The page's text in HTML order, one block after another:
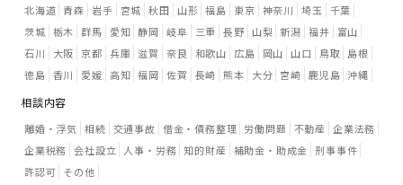
北海道 青森 岩手 宮城 秋田 山形 福島 東京 神奈川 埼玉
千葉
茨城 栃木 群馬 愛知 静岡 岐阜 三重 長野 山梨 新潟 福井
富山
石川
大阪 京都 兵庫 滋賀 奈良 和歌山 広島 岡山 山口 鳥取
島根
徳島 香川 愛媛 高知 福岡 佐賀 長崎 熊本 大分 宮崎 鹿児島 沖縄
相談内容
離婚・浮気 相続 交通事故 借金・債務整理 労働問題 不動産 企業法務
企業税務 会社設立 人事・労務 知的財産 補助金・助成金 刑事事件
許認可 その他